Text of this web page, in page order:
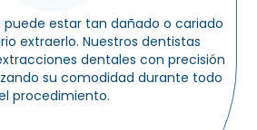
puede estar tan dañado o cariado
extraerlo. Nuestros dentistas
dentales con precisión
su comodidad durante todo
procedimiento.